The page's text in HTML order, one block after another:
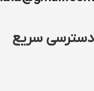
دسترسی سریع